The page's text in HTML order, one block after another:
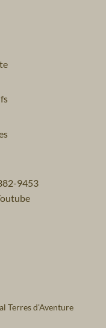
9453
Terres d'Aventure